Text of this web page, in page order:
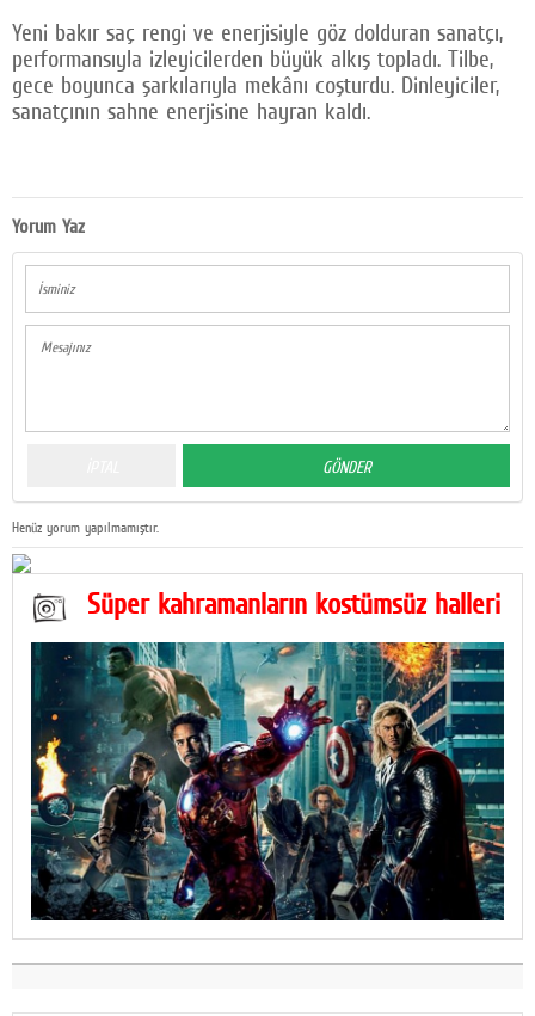
Yeni bakır saç rengi ve enerjisiyle göz dolduran sanatçı,
performansıyla izleyicilerden büyük alkış topladı. Tilbe,
gece boyunca şarkılarıyla mekânı coşturdu. Dinleyiciler,
sanatçının sahne enerjisine hayran kaldı.
Yorum Yaz
Henüz yorum yapılmamıştır.
Süper kahramanların kostümsüz halleri